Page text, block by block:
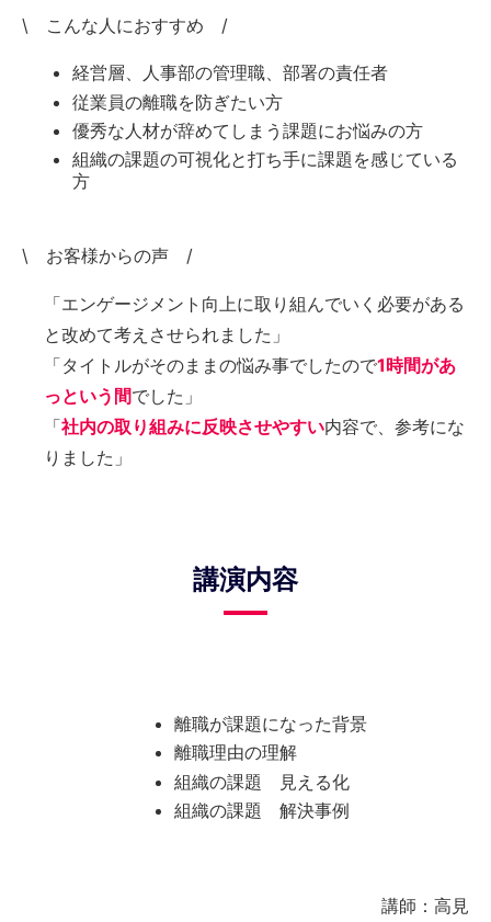
\ こんな人におすすめ /
経営層、人事部の管理職、部署の責任者
従業員の離職を防ぎたい方
優秀な人材が辞めてしまう課題にお悩みの方
組織の課題の可視化と打ち手に課題を感じている
方
\ お客様からの声 /
「エンゲージメント向上に取り組んでいく必要がある
と改めて考えさせられました」
「タイトルがそのままの悩み事でしたので1時間があ
っという間でした」
「社内の取り組みに反映させやすい内容で、参考にな
りました」
講演内容
離職が課題になった背景
離職理由の理解
組織の課題 見える化
組織の課題 解決事例
講師：高見